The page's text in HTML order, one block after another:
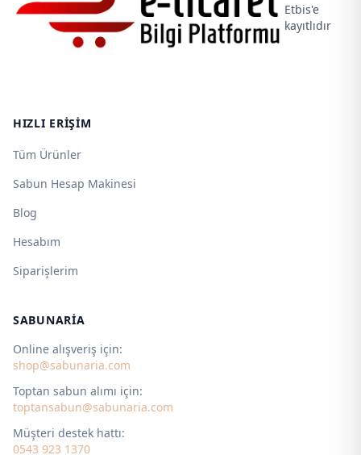
Etbis'e
kayıtlıdır
HIZLI ERIŞIM
Tüm Ürünler
Sabun Hesap Makinesi
Blog
Hesabım
Siparişlerim
SABUNARIA
Online alışveriş için:
shop@sabunaria.com
Toptan sabun alımı için:
toptansabun@sabunaria.com
Müşteri destek hattı:
0543 923 1370